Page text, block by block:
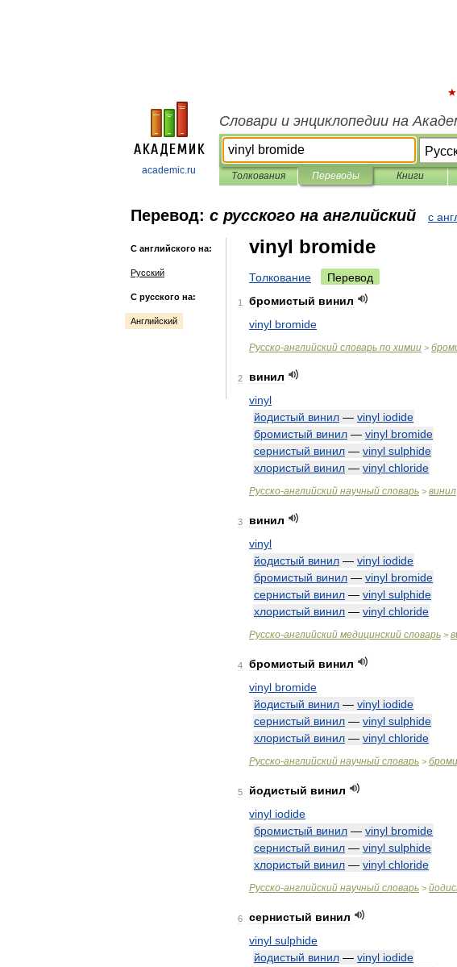
academic.ru
Словари и энциклопедии на
Толкования Переводы Книги
Перевод: с русского на английский с
С английского на:
Русский
С русского на:
Английский
vinyl bromide
Толкование Перевод
1 бромистый винил
vinyl bromide
Русско-английский словарь по химии >
2
винил
vinyl
йодистый винил — vinyl iodide
бромистый винил — vinyl bromide
сернистый винил — vinyl sulphide
хлористый винил — vinyl chloride
Русско-английский научный словарь > винил
3
винил
vinyl
йодистый винил — vinyl iodide
бромистый винил — vinyl bromide
сернистый винил — vinyl sulphide
хлористый винил — vinyl chloride
Русско-английский медицинский словарь >
4 бромистый винил
vinyl bromide
йодистый винил — vinyl iodide
сернистый винил — vinyl sulphide
хлористый винил — vinyl chloride
Русско-английский научный словарь >
5 йодистый винил
vinyl iodide
бромистый винил — vinyl bromide
сернистый винил — vinyl sulphide
хлористый винил — vinyl chloride
Русско-английский научный словарь >
6 сернистый винил
vinyl sulphide
йодистый винил — vinyl iodide